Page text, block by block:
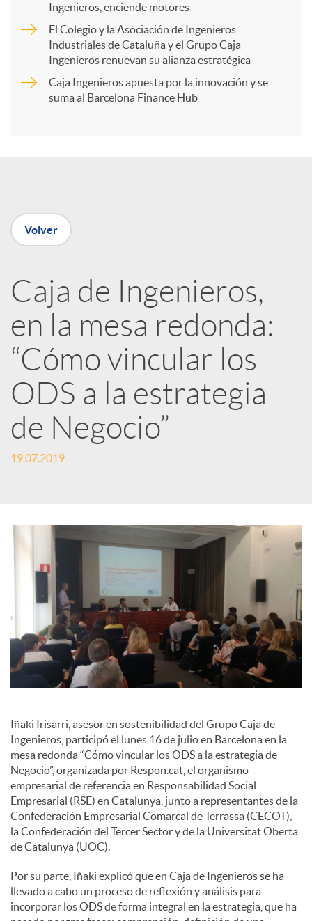
r
n
R
e
d
e
s
o
i
a
l
e
s
Ingenieros, enciende motores
El Colegio y la Asociación de Ingenieros
Industriales de Cataluña y el Grupo Caja
Ingenieros renuevan su alianza estratégica
Caja Ingenieros apuesta por la innovación y se
suma al Barcelona Finance Hub
Volver
Caja de Ingenieros,
en la mesa redonda:
“Cómo vincular los
ODS a la estrategia
de Negocio”
19.07.2019
Iñaki Irisarri, asesor en sostenibilidad del Grupo Caja de
Ingenieros, participó el lunes 16 de julio en Barcelona en la
mesa redonda “Cómo vincular los ODS a la estrategia de
Negocio”, organizada por Respon.cat, el organismo
empresarial de referencia en Responsabilidad Social
Empresarial (RSE) en Catalunya, junto a representantes de la
Confederación Empresarial Comarcal de Terrassa (CECOT),
la Confederación del Tercer Sector y de la Universitat Oberta
de Catalunya (UOC).
Por su parte, Iñaki explicó que en Caja de Ingenieros se ha
llevado a cabo un proceso de reflexión y análisis para
incorporar los ODS de forma integral en la estrategia, que ha